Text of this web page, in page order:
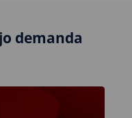
demanda